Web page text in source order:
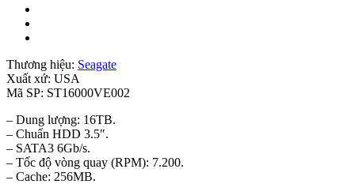
Thương hiệu: Seagate
Xuất xứ: USA
Mã SP: ST16000VE002
– Dung lượng: 16TB.
– Chuẩn HDD 3.5″.
– SATA3 6Gb/s.
– Tốc độ vòng quay (RPM): 7.200.
– Cache: 256MB.